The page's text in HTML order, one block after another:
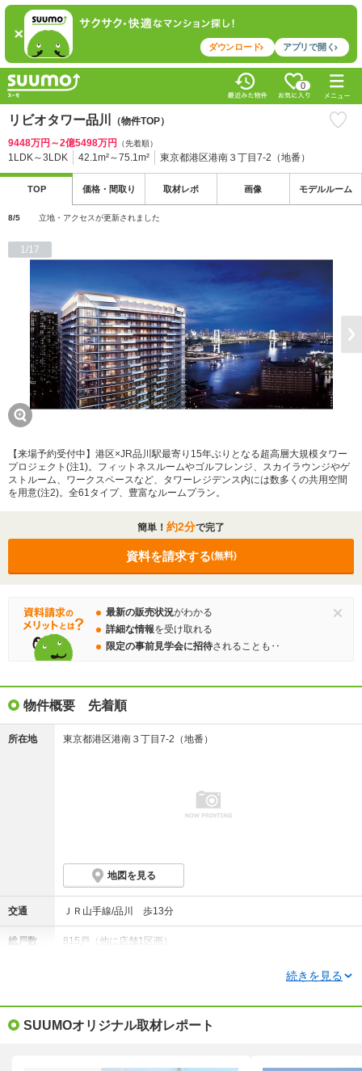
ダウンロード アプリで開く
0
リビオタワー品川
（物件TOP）
9448万円～2億5498万円
（先着順）
1LDK～3LDK 42.1m²～75.1m² 東京都港区港南３丁目7-2（地番）
TOP 価格・ 間取り 取材レポ 画像 モデルルーム
8/5 立地・アクセスが更新されました
1/17
【来場予約受付中】港区×JR品川駅最寄り15年ぶりとなる超高層大規模タワー
プロジェクト(注1)。フィットネスルームやゴルフレンジ、スカイラウンジやゲ
ストルーム、ワークスペースなど、タワーレジデンス内には数多くの共用空間
を用意(注2)。全61タイプ、豊富なルームプラン。
簡単！ 約2分で完了
資料を請求する(無料)
最新の販売状況がわかる
詳細な情報を受け取れる
限定の事前見学会に招待されることも‥
物件概要 先着順
所在地 東京都港区港南３丁目7-2（地番）
地図を見る
交通 ＪＲ山手線/品川 歩13分
総戸数 815戸（他に店舗1区画）
物件情報更新メールを受け取る
続きを見る
SUUMOオリジナル取材レポート